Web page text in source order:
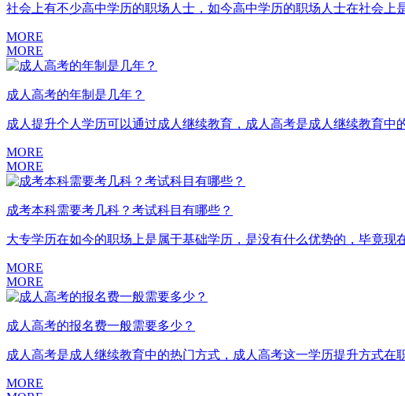
社会上有不少高中学历的职场人士，如今高中学历的职场人士在社会
MORE
MORE
成人高考的年制是几年？
成人提升个人学历可以通过成人继续教育，成人高考是成人继续教育
MORE
MORE
成考本科需要考几科？考试科目有哪些？
大专学历在如今的职场上是属于基础学历，是没有什么优势的，毕竟
MORE
MORE
成人高考的报名费一般需要多少？
成人高考是成人继续教育中的热门方式，成人高考这一学历提升方式
MORE